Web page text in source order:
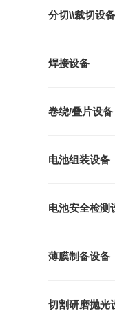
分切\\裁切设备
焊接设备
卷绕/叠片设备
电池组装设备
电池安全检测
薄膜制备设备
切割研磨抛光